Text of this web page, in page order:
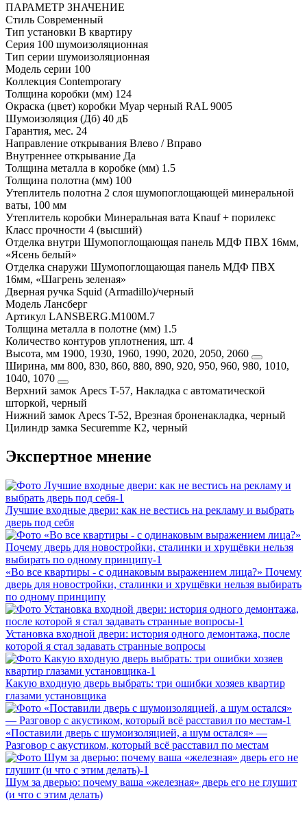
ПАРАМЕТР ЗНАЧЕНИЕ
Стиль Современный
Тип установки В квартиру
Серия 100 шумоизоляционная
Тип серии шумоизоляционная
Модель серии 100
Коллекция Contemporary
Толщина коробки (мм) 124
Окраска (цвет) коробки Муар черный RAL 9005
Шумоизоляция (Дб) 40 дБ
Гарантия, мес. 24
Направление открывания Влево / Вправо
Внутреннее открывание Да
Толщина металла в коробке (мм) 1.5
Толщина полотна (мм) 100
Утеплитель полотна 2 слоя шумопоглощающей минеральной
ваты, 100 мм
Утеплитель коробки Минеральная вата Knauf + порилекс
Класс прочности 4 (высший)
Отделка внутри Шумопоглощающая панель МДФ ПВХ 16мм,
«Ясень белый»
Отделка снаружи Шумопоглощающая панель МДФ ПВХ
16мм, «Шагрень зеленая»
Дверная ручка Squid (Armadillo)/черный
Модель Лансберг
Артикул LANSBERG.M100M.7
Толщина металла в полотне (мм) 1.5
Количество контуров уплотнения, шт. 4
Высота, мм 1900, 1930, 1960, 1990, 2020, 2050, 2060
Ширина, мм 800, 830, 860, 880, 890, 920, 950, 960, 980, 1010,
1040, 1070
Верхний замок Apecs T-57, Накладка с автоматической
шторкой, черный
Нижний замок Apecs T-52, Врезная броненакладка, черный
Цилиндр замка Securemme К2, черный
Экспертное мнение
Лучшие входные двери: как не вестись на рекламу и выбрать
дверь под себя
«Во все квартиры - с одинаковым выражением лица?» Почему
дверь для новостройки, сталинки и хрущёвки нельзя выбирать
по одному принципу
Установка входной двери: история одного демонтажа, после
которой я стал задавать странные вопросы
Какую входную дверь выбрать: три ошибки хозяев квартир
глазами установщика
«Поставили дверь с шумоизоляцией, а шум остался» —
Разговор с акустиком, который всё расставил по местам
Шум за дверью: почему ваша «железная» дверь его не глушит
(и что с этим делать)